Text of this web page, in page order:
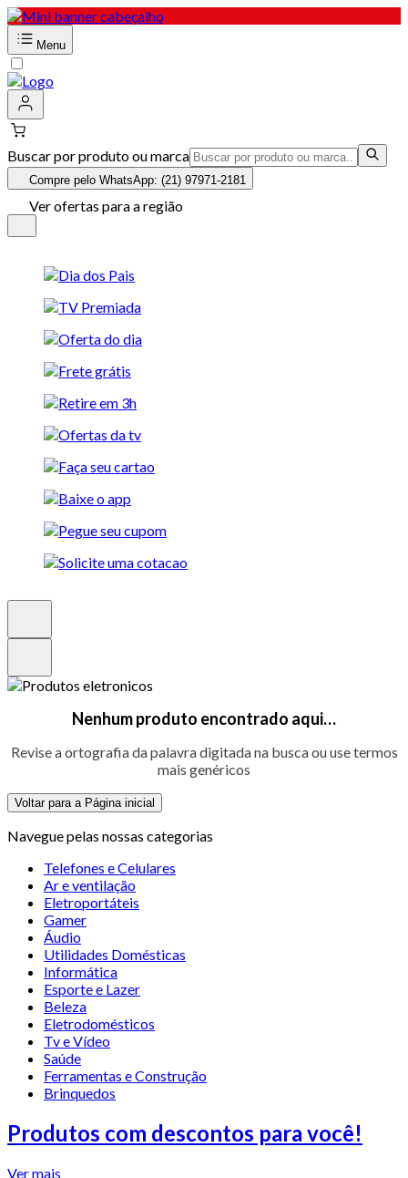
Menu
Buscar por produto ou marca
Compre pelo WhatsApp: (21) 97971-2181
Ver ofertas para a região
Nenhum produto encontrado aqui…
Revise a ortografia da palavra digitada na busca ou use termos
mais genéricos
Voltar para a Página inicial
Navegue pelas nossas categorias
Telefones e Celulares
Ar e ventilação
Eletroportáteis
Gamer
Áudio
Utilidades Domésticas
Informática
Esporte e Lazer
Beleza
Eletrodomésticos
Tv e Vídeo
Saúde
Ferramentas e Construção
Brinquedos
Produtos com descontos para você!
Ver mais